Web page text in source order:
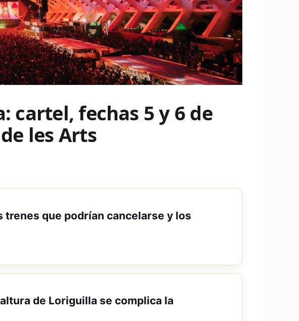
cartel, fechas 5 y 6 de
les Arts
trenes que podrían cancelarse y los
de Loriguilla se complica la